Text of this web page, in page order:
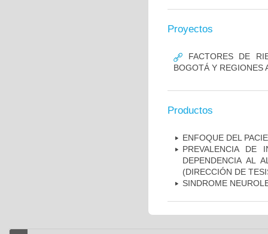
Proyectos
FACTORES DE
BOGOTÁ Y REGIONES
Productos
ENFOQUE DEL
PREVALENCIA DE
DEPENDENCIA AL
(DIRECCIÓN DE
SINDROME